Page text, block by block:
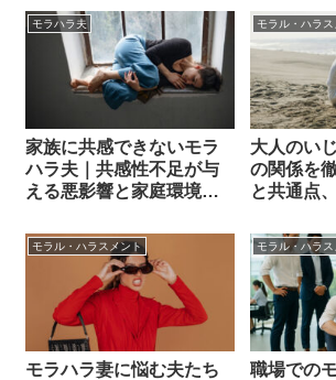
モラハラ夫
家族に共感できないモラ
ハラ夫｜共感性不足が与
える悪影響と家庭環境を
モラル・ハラス
大人のい
の関係を
と共通点
モラル・ハラスメント
モラハラ妻に悩む夫たち
モラル・ハラス
職場での